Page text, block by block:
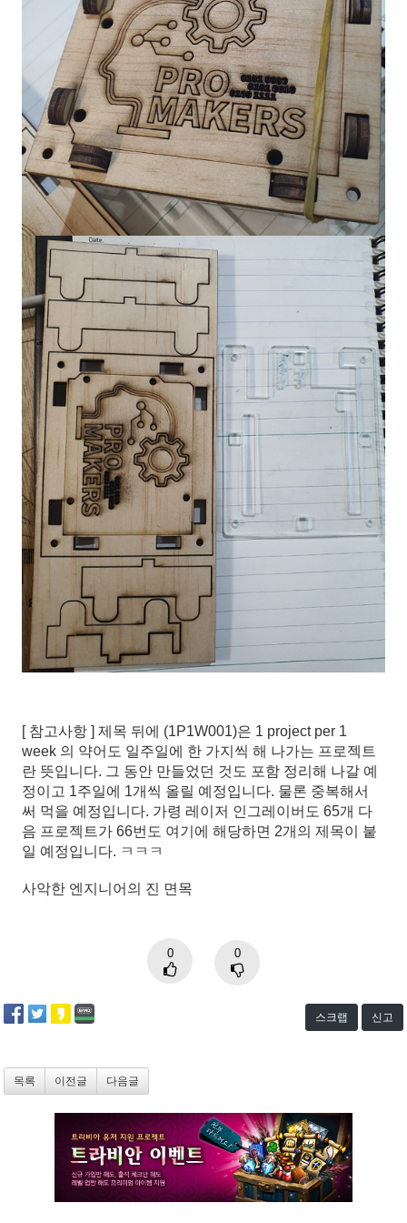
[ 참고사항 ] 제목 뒤에 (1P1W001)은 1 project per 1
week 의 약어도 일주일에 한 가지씩 해 나가는 프로젝트
란 뜻입니다. 그 동안 만들었던 것도 포함 정리해 나갈 예
정이고 1주일에 1개씩 올릴 예정입니다. 물론 중복해서
써 먹을 예정입니다. 가령 레이저 인그레이버도 65개 다
음 프로젝트가 66번도 여기에 해당하면 2개의 제목이 붙
일 예정입니다. ㅋㅋㅋ
사악한 엔지니어의 진 면목
0 0
스크랩 신고
목록 이전글 다음글